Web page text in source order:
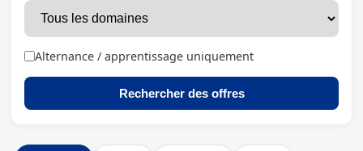
Alternance / apprentissage uniquement
Rechercher des offres